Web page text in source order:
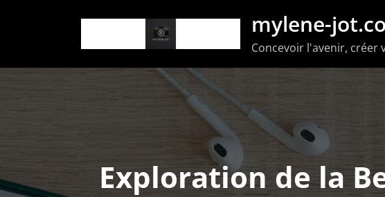
mylene-
Concevoir l'avenir, créer
Exploration de la